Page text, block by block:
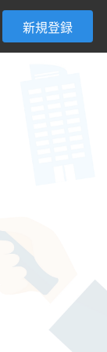
新規登録